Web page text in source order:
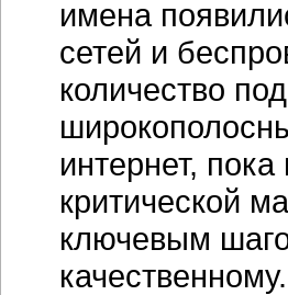
имена
сетей и
количество
интернет,
критической
ключевым
качественному.